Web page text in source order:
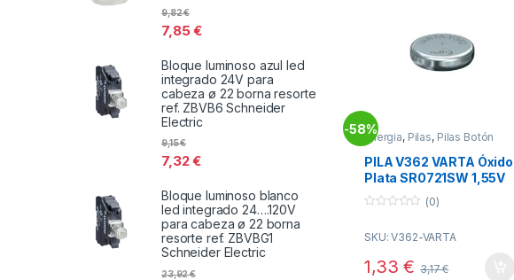
-58%
Energia, Pilas, Pilas Botón
PILA V362 VARTA Óxido
Plata SR0721SW 1,55V
Relojes
u
o
(0)
SKU: V362-VARTA
1,33€ 3,17€
7,85€
9,82€
Bloque luminoso azul led
integrado 24V para
cabeza ø 22 borna resorte
ref. ZBVB6 Schneider
Electric
7,32€
9,15€
Bloque luminoso blanco
led integrado 24….120V
para cabeza ø 22 borna
resorte ref. ZBVBG1
Schneider Electric
23,92€